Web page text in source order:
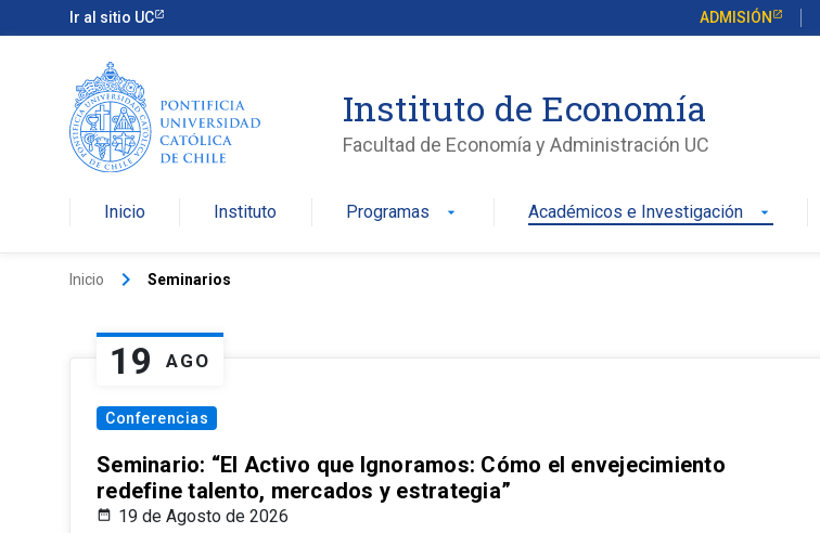
Ir al sitio UC ADMISIÓN
Instituto de Economía
Facultad de Economía y Administración UC
Inicio Instituto Programas arrow_drop_down Académicos e Investigación arrow_drop_down
Inicio keyboard_arrow_right Seminarios
19 AGO
Conferencias
Seminario: “El Activo que Ignoramos: Cómo el envejecimiento
redefine talento, mercados y estrategia”
19 de Agosto de 2026